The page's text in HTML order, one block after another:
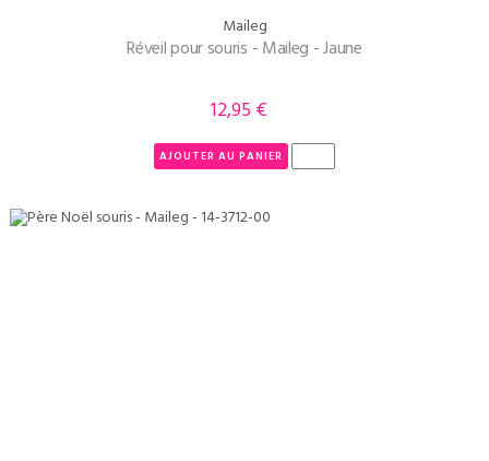
Maileg
Réveil pour souris - Maileg - Jaune
Prix
12,95 €
AJOUTER AU PANIER